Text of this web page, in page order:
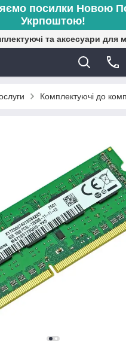
посилки Новою
Укрпоштою!
та аксесуари для
Комплектуючі до